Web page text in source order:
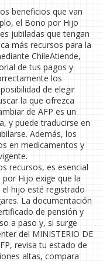
beneficios que van
el Bono por Hijo
jubiladas que tengan
más recursos para la
ChileAtiende,
de tus pagos y
los
de elegir
la que ofrezca
de AFP es un
y puede traducirse en
Además, los
en medicamentos y
recursos, es esencial
Hijo exige que la
hijo esté registrado
La documentación
de pensión y
a paso y, si surge
del MINISTERIO DE
revisa tu estado de
altas, compara